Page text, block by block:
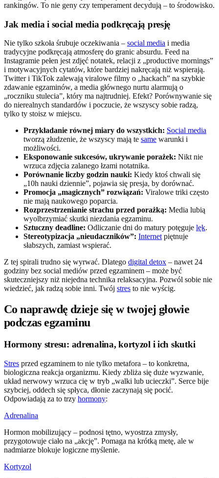
rankingów. To nie geny czy temperament decydują – to środowisko.
Jak media i social media podkręcają presję
Nie tylko szkoła śrubuje oczekiwania – social media i media
tradycyjne podkręcają atmosferę do granic absurdu. Feed na
Instagramie pełen jest zdjęć notatek, relacji z „productive mornings”
i motywacyjnych cytatów, które bardziej nakręcają niż wspierają.
Twitter i TikTok zalewają viralowe filmy o „hackach” na szybkie
zdawanie egzaminów, a media głównego nurtu alarmują o
„roczniku stulecia”, który ma najtrudniej. Efekt? Porównywanie się
do nierealnych standardów i poczucie, że wszyscy sobie radzą,
tylko ty stoisz w miejscu.
Przykładanie równej miary do wszystkich: Social media
tworzą złudzenie, że wszyscy mają te same warunki i
możliwości.
Eksponowanie sukcesów, ukrywanie porażek: Nikt nie
wrzuca zdjęcia zalanego łzami notatnika.
Porównanie liczby godzin nauki: Kiedy ktoś chwali się
„10h nauki dziennie”, pojawia się presja, by dorównać.
Promocja „magicznych” rozwiązań: Viralowe triki często
nie mają naukowego poparcia.
Rozprzestrzenianie strachu przed porażką: Media lubią
wyolbrzymiać skutki niezdania egzaminu.
Sztuczny deadline: Odliczanie dni do matury potęguje lęk.
Stereotypizacja „nieudaczników”: Internet piętnuje
słabszych, zamiast wspierać.
Z tej spirali trudno się wyrwać. Dlatego digital detox – nawet 24
godziny bez social mediów przed egzaminem – może być
skuteczniejszy niż niejedna technika relaksacyjna. Pozwól sobie nie
wiedzieć, jak radzą sobie inni. Twój stres to nie wyścig.
Co naprawdę dzieje się w twojej głowie
podczas egzaminu
Hormony stresu: adrenalina, kortyzol i ich skutki
Stres przed egzaminem to nie tylko metafora – to konkretna,
biologiczna reakcja organizmu. Kiedy zbliża się duże wyzwanie,
układ nerwowy wrzuca cię w tryb „walki lub ucieczki”. Serce bije
szybciej, oddech się spłyca, dłonie zaczynają się pocić.
Odpowiadają za to trzy hormony:
Adrenalina
Hormon mobilizujący – podnosi tętno, wyostrza zmysły,
przygotowuje ciało na „akcję”. Pomaga na krótką metę, ale w
nadmiarze blokuje logiczne myślenie.
Kortyzol